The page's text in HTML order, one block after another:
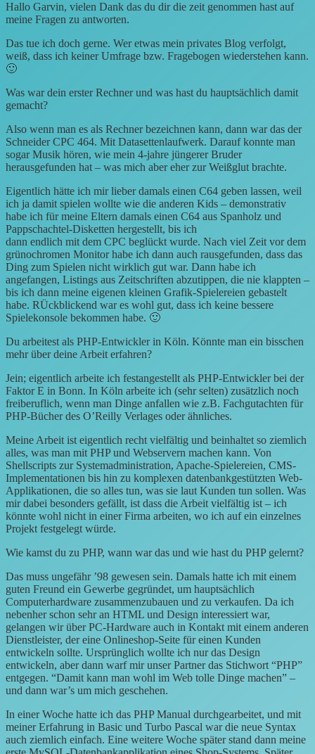
Hallo Garvin, vielen Dank das du dir die zeit genommen hast auf
meine Fragen zu antworten.
Das tue ich doch gerne. Wer etwas mein privates Blog verfolgt,
weiß, dass ich keiner Umfrage bzw. Fragebogen wiederstehen kann.
🙂
Was war dein erster Rechner und was hast du hauptsächlich damit
gemacht?
Also wenn man es als Rechner bezeichnen kann, dann war das der
Schneider CPC 464. Mit Datasettenlaufwerk. Darauf konnte man
sogar Musik hören, wie mein 4-jahre jüngerer Bruder
herausgefunden hat – was mich aber eher zur Weißglut brachte.
Eigentlich hätte ich mir lieber damals einen C64 geben lassen, weil
ich ja damit spielen wollte wie die anderen Kids – demonstrativ
habe ich für meine Eltern damals einen C64 aus Spanholz und
Pappschachtel-Disketten hergestellt, bis ich
dann endlich mit dem CPC beglückt wurde. Nach viel Zeit vor dem
grünochromen Monitor habe ich dann auch rausgefunden, dass das
Ding zum Spielen nicht wirklich gut war. Dann habe ich
angefangen, Listings aus Zeitschriften abzutippen, die nie klappten –
bis ich dann meine eigenen kleinen Grafik-Spielereien gebastelt
habe. RÜckblickend war es wohl gut, dass ich keine bessere
Spielekonsole bekommen habe. 🙂
Du arbeitest als PHP-Entwickler in Köln. Könnte man ein bisschen
mehr über deine Arbeit erfahren?
Jein; eigentlich arbeite ich festangestellt als PHP-Entwickler bei der
Faktor E in Bonn. In Köln arbeite ich (sehr selten) zusätzlich noch
freiberuflich, wenn man Dinge anfallen wie z.B. Fachgutachten für
PHP-Bücher des O’Reilly Verlages oder ähnliches.
Meine Arbeit ist eigentlich recht vielfältig und beinhaltet so ziemlich
alles, was man mit PHP und Webservern machen kann. Von
Shellscripts zur Systemadministration, Apache-Spielereien, CMS-
Implementationen bis hin zu komplexen datenbankgestützten Web-
Applikationen, die so alles tun, was sie laut Kunden tun sollen. Was
mir dabei besonders gefällt, ist dass die Arbeit vielfältig ist – ich
könnte wohl nicht in einer Firma arbeiten, wo ich auf ein einzelnes
Projekt festgelegt würde.
Wie kamst du zu PHP, wann war das und wie hast du PHP gelernt?
Das muss ungefähr ’98 gewesen sein. Damals hatte ich mit einem
guten Freund ein Gewerbe gegründet, um hauptsächlich
Computerhardware zusammenzubauen und zu verkaufen. Da ich
nebenher schon sehr an HTML und Design interessiert war,
gelangen wir über PC-Hardware auch in Kontakt mit einem anderen
Dienstleister, der eine Onlineshop-Seite für einen Kunden
entwickeln sollte. Ursprünglich wollte ich nur das Design
entwickeln, aber dann warf mir unser Partner das Stichwort “PHP”
entgegen. “Damit kann man wohl im Web tolle Dinge machen” –
und dann war’s um mich geschehen.
In einer Woche hatte ich das PHP Manual durchgearbeitet, und mit
meiner Erfahrung in Basic und Turbo Pascal war die neue Syntax
auch ziemlich einfach. Eine weitere Woche später stand dann meine